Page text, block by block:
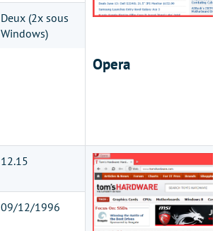
Deux (2x sous
Windows)
Opera
12.15
09/12/1996